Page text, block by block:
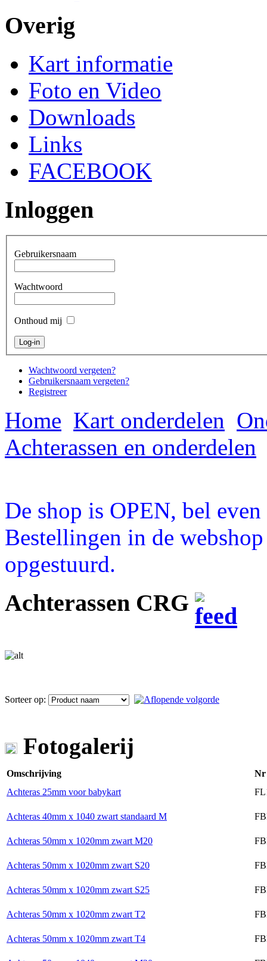
Overig
Kart informatie
Foto en Video
Downloads
Links
FACEBOOK
Inloggen
Gebruikersnaam
Wachtwoord
Onthoud mij
Wachtwoord vergeten?
Gebruikersnaam vergeten?
Registreer
Home Kart onderdelen
Achterassen en onderdelen
De shop is OPEN, bel
Bestellingen in de
opgestuurd.
Achterassen CRG
Sorteer op:
Fotogalerij
Omschrijving
Nr
Achteras 25mm voor babykart
Achteras 40mm x 1040 zwart standaard M
Achteras 50mm x 1020mm zwart M20
Achteras 50mm x 1020mm zwart S20
Achteras 50mm x 1020mm zwart S25
Achteras 50mm x 1020mm zwart T2
Achteras 50mm x 1020mm zwart T4